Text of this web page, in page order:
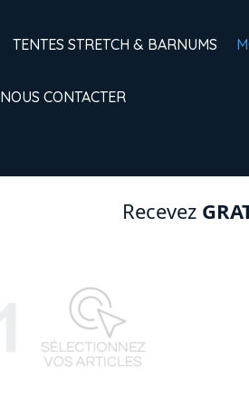
TENTES STRETCH & BARNUMS
NOUS CONTACTER
Recevez